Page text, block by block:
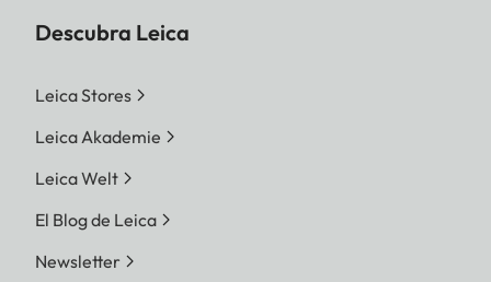
Descubra Leica
Leica Stores
Leica Akademie
Leica Welt
El Blog de Leica
Newsletter